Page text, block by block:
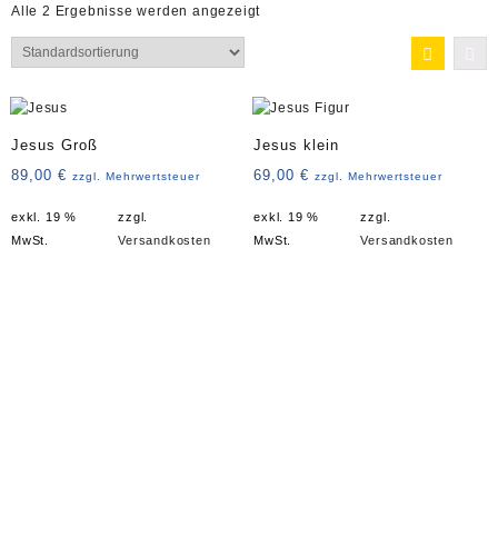
Alle 2 Ergebnisse werden angezeigt
Jesus Groß
89,00 € zzgl. Mehrwertsteuer
exkl. 19 %
MwSt.
zzgl.
Versandkosten
Jesus klein
69,00€ zzgl. Mehrwertsteuer
exkl. 19 %
MwSt.
zzgl.
Versandkosten